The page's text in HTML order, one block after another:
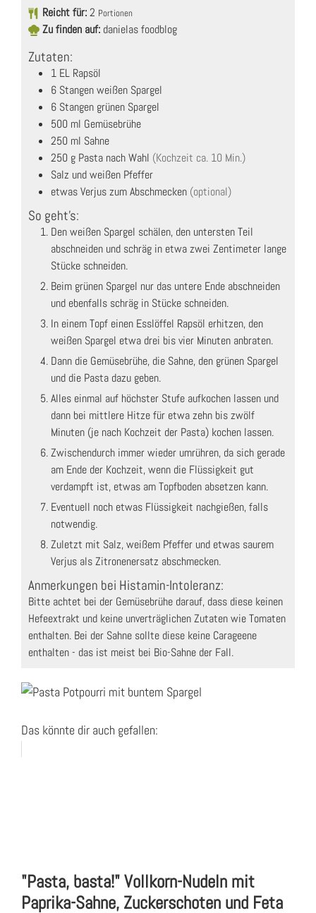
Reicht für:2 Portionen
Zu finden auf: danielas foodblog
Zutaten:
1 EL Rapsöl
6 Stangenweißen Spargel
6 Stangen grünen Spargel
500 ml Gemüsebrühe
250 ml Sahne
250 g Pasta nach Wahl (Kochzeit ca. 10 Min.)
Salz und weißen Pfeffer
etwas Verjus zum Abschmecken (optional)
So geht's:
Den weißen Spargel schälen, den untersten Teil
abschneiden und schräg in etwa zwei Zentimeter lange
Stücke schneiden.
Beim grünen Spargel nur das untere Ende abschneiden
und ebenfalls schräg in Stücke schneiden.
In einem Topf einen Esslöffel Rapsöl erhitzen, den
weißen Spargel etwa drei bis vier Minuten anbraten.
Dann die Gemüsebrühe, die Sahne, den grünen Spargel
und die Pasta dazu geben.
Alles einmal auf höchster Stufe aufkochen lassen und
dann bei mittlere Hitze für etwa zehn bis zwölf
Minuten (je nach Kochzeit der Pasta) kochen lassen.
Zwischendurch immer wieder umrühren, da sich gerade
am Ende der Kochzeit, wenn die Flüssigkeit gut
verdampft ist, etwas am Topfboden absetzen kann.
Eventuell noch etwas Flüssigkeit nachgießen, falls
notwendig.
Zuletzt mit Salz, weißem Pfeffer und etwas saurem
Verjus als Zitronenersatz abschmecken.
Anmerkungen bei Histamin-Intoleranz:
Bitte achtet bei der Gemüsebrühe darauf, dass diese keinen
Hefeextrakt und keine unverträglichen Zutaten wie Tomaten
enthalten. Bei der Sahne sollte diese keine Carageene
enthalten - das ist meist bei Bio-Sahne der Fall.
Das könnte dir auch gefallen:
"Pasta, basta!" Vollkorn-Nudeln mit
Paprika-Sahne, Zuckerschoten und Feta